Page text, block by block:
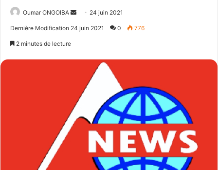
Oumar ONGOIBA
Send 24 juin 2021
Dernière Modification 24 juin 2021 0 776
2 minutes de lecture